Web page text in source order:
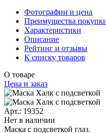
Фотографии и цена
Преимущества
Характеристики
Описание
Рейтинг и отзывы
К списку товаров
О товаре
Цена и заказ
Арт.: 19352
Нет в наличии
Маска с подсветкой глаз.